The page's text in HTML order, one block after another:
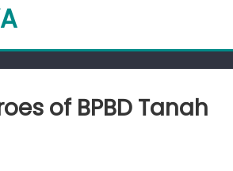
of BPBD Tanah